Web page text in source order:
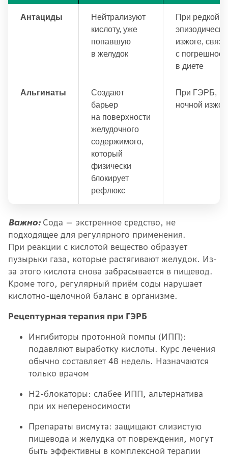
Антациды
Нейтрализуют
кислоту, уже
попавшую
в желудок
При редкой,
изжоге,
с
в диете
Альгинаты
Создают
барьер
на поверхности
желудочного
содержимого,
который
физически
блокирует
рефлюкс
При ГЭРБ,
ночной
Важно: Сода — экстренное средство, не
подходящее для регулярного применения.
При реакции с кислотой вещество образует
пузырьки газа, которые растягивают желудок. Из-
за этого кислота снова забрасывается в пищевод.
Кроме того, регулярный приём соды нарушает
кислотно-щелочной баланс в организме.
Рецептурная терапия при ГЭРБ
Ингибиторы протонной помпы (ИПП):
подавляют выработку кислоты. Курс лечения
обычно составляет 48 недель. Назначаются
только врачом
Н2-блокаторы: слабее ИПП, альтернатива
при их непереносимости
Препараты висмута: защищают слизистую
пищевода и желудка от повреждения, могут
быть эффективны в комплексной терапии